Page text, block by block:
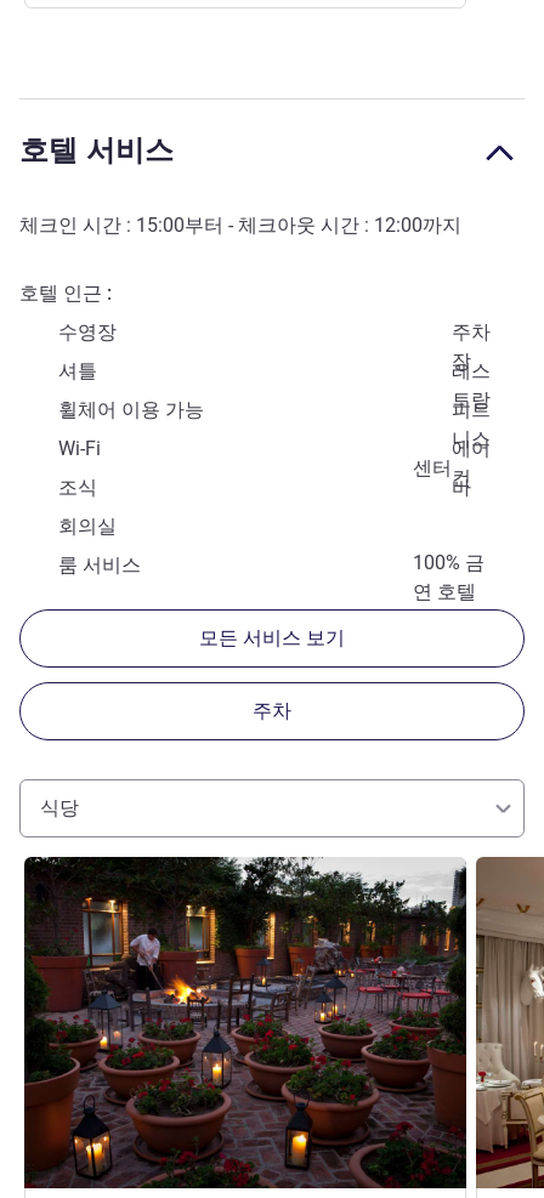
호텔 서비스
체크인 시간 : 15:00부터 - 체크아웃 시간 : 12:00까지
호텔 인근
수영장
주차
장
셔틀
레스
토랑
휠체어 이용 가능
피트
니스
센터
Wi-Fi
에어
컨
조식
바
회의실
100% 금
연 호텔
룸 서비스
모든 서비스 보기
주차
식당
세부 정보 보기 세부 정